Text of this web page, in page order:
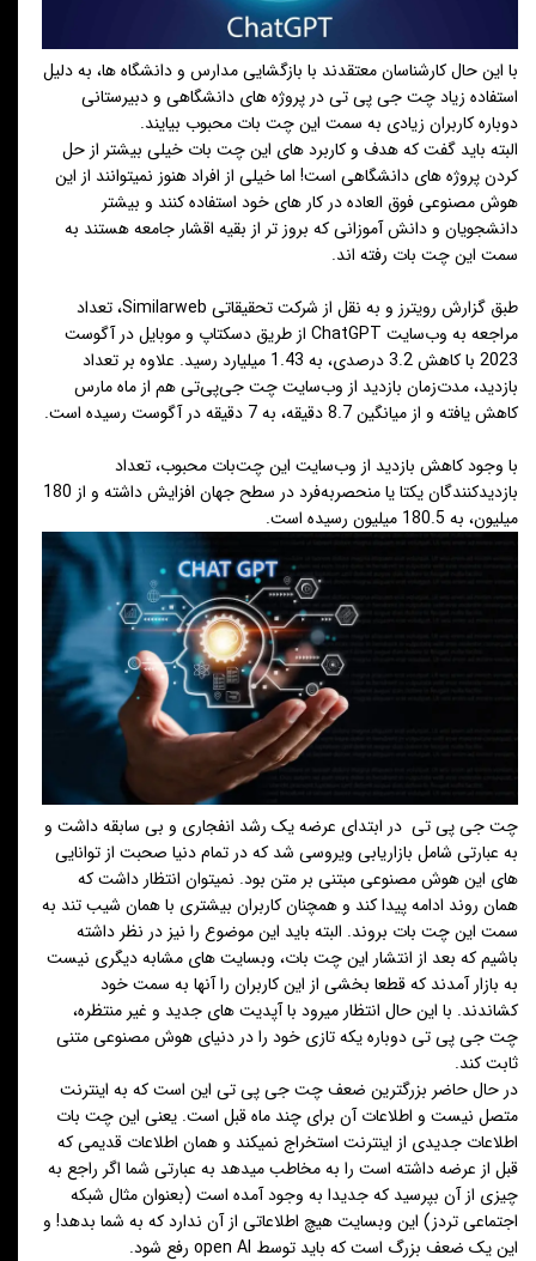
با این حال کارشناسان معتقدند با بازگشایی مدارس و دانشگاه ها، به دلیل
استفاده زیاد چت جی پی تی در پروژه های دانشگاهی و دبیرستانی
دوباره کاربران زیادی به سمت این چت بات محبوب بیایند.
البته باید گفت که هدف و کاربرد های این چت بات خیلی بیشتر از حل
کردن پروژه های دانشگاهی است! اما خیلی از افراد هنوز نمیتوانند از این
هوش مصنوعی فوق العاده در کار های خود استفاده کنند و بیشتر
دانشجویان و دانش آموزانی که بروز تر از بقیه اقشار جامعه هستند به
سمت این چت بات رفته اند.
طبق گزارش رویترز
و به نقل از شرکت تحقیقاتی Similarweb، تعداد
مراجعه به وب‌سایت ChatGPT از طریق دسکتاپ و موبایل در آگوست
2023 با کاهش 3.2 درصدی، به 1.43 میلیارد رسید. علاوه بر تعداد
بازدید، مدت‌زمان بازدید از وب‌سایتچت جی‌پی‌تیهم از ماه مارس
کاهش یافته و از میانگین 8.7 دقیقه، به 7 دقیقه در آگوست رسیده است.
با وجود کاهش بازدید از وب‌سایت این چت‌بات محبوب، تعداد
بازدیدکنندگان یکتا یا منحصربه‌فرد در سطح جهان افزایش داشته و از 180
میلیون، به 180.5 میلیون رسیده است.
چت جی پی تی در ابتدای عرضه یک رشد انفجاری و بی سابقه داشت و
به عبارتی شامل بازاریابی ویروسی شد که در تمام دنیا صحبت از توانایی
های این هوش مصنوعی مبتنی بر متن بود. نمیتوان انتظار داشت که
همان روند ادامه پیدا کند و همچنان کاربران بیشتری با همان شیب تند به
سمت این چت بات بروند. البته باید این موضوع را نیز در نظر داشته
باشیم که بعد از انتشار این چت بات، وبسایت های مشابه دیگری نیست
به بازار آمدند که قطعا بخشی از این کاربران را آنها به سمت خود
کشاندند. با این حال انتظار میرود با آپدیت های جدید و غیر منتظره،
چت جی پی تی دوباره یکه تازی خود را در دنیای هوش مصنوعی متنی
ثابت کند.
در حال حاضر بزرگترین ضعف چت جی پی تی این است که به اینترنت
متصل نیست و اطلاعات آن برای چند ماه قبل است. یعنی این چت بات
اطلاعات جدیدی از اینترنت استخراج نمیکند و همان اطلاعات قدیمی که
قبل از عرضه داشته است را به مخاطب میدهد به عبارتی شما اگر راجع به
چیزی از آن بپرسید که جدیدا به وجود آمده است (بعنوان مثال شبکه
اجتماعی تردز) این وبسایت هیچ اطلاعاتی از آن ندارد که به شما بدهد! و
این یک ضعف بزرگ است که باید توسط open AI رفع شود.